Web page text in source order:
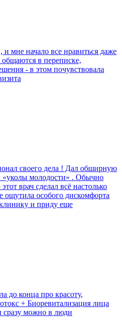
мне начало все нравиться даже
в переписке,
- в этом почувствовала
своего дела ! Дал обширную
«уколы молодости» . Обычно
врач сделал всё настолько
ощутила особого дискомфорта
и приду еще
до конца про красоту,
+ Биоревитализация лица
сразу можно в люди